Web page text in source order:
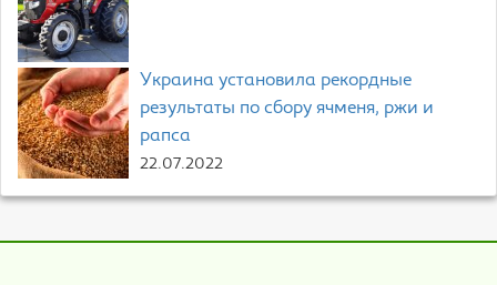
Украина установила рекордные
результаты по сбору ячменя, ржи и
рапса
22.07.2022